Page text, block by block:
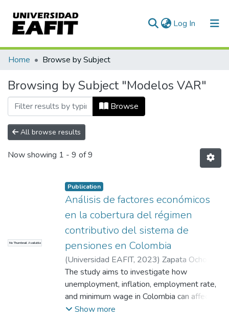
Log In (current)
Communities & Collections
All of DSpace
Home Browse by Subject
Browsing by Subject "Modelos VAR"
Browse
All browse results
Now showing 1 - 9 of 9
No Thumbnail Available
Publication
Análisis de factores económicos
en la cobertura del régimen
contributivo del sistema de
pensiones en Colombia
(Universidad EAFIT, 2023) Zapata Ochoa,
Pablo;Ochoa Espinal, Esteban;Quirós
Arango, Luis Fernando
The study aims to investigate how
unemployment, inflation, employment rate,
and minimum wage in Colombia can affect
people's decision to contribute to the
Show more